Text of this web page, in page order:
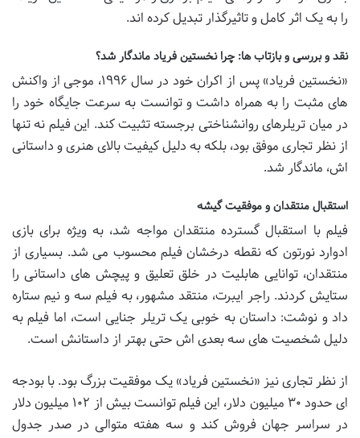
را به یک اثر کامل و تاثیرگذار تبدیل کرده اند.
نقد و بررسی و بازتاب ها: چرا نخستین فریاد ماندگار شد؟
«نخستین فریاد» پس از اکران خود در سال ۱۹۹۶، موجی از واکنش
های مثبت را به همراه داشت و توانست به سرعت جایگاه خود را
در میان تریلرهای روانشناختی برجسته تثبیت کند. این فیلم نه تنها
از نظر تجاری موفق بود، بلکه به دلیل کیفیت بالای هنری و داستانی
اش، ماندگار شد.
استقبال منتقدان و موفقیت گیشه
فیلم با استقبال گسترده منتقدان مواجه شد، به ویژه برای بازی
ادوارد نورتون که نقطه درخشان فیلم محسوب می شد. بسیاری از
منتقدان، توانایی هابلیت در خلق تعلیق و پیچش های داستانی را
ستایش کردند. راجر ایبرت، منتقد مشهور، به فیلم سه و نیم ستاره
داد و نوشت: داستان به خوبی یک تریلر جنایی است، اما فیلم به
دلیل شخصیت های سه بعدی اش حتی بهتر از داستانش است.
از نظر تجاری نیز «نخستین فریاد» یک موفقیت بزرگ بود. با بودجه
ای حدود ۳۰ میلیون دلار، این فیلم توانست بیش از ۱۰۲ میلیون دلار
در سراسر جهان فروش کند و سه هفته متوالی در صدر جدول